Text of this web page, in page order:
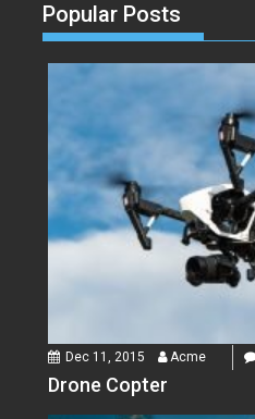
Popular Posts
Dec 11, 2015 Acme
Drone Copter